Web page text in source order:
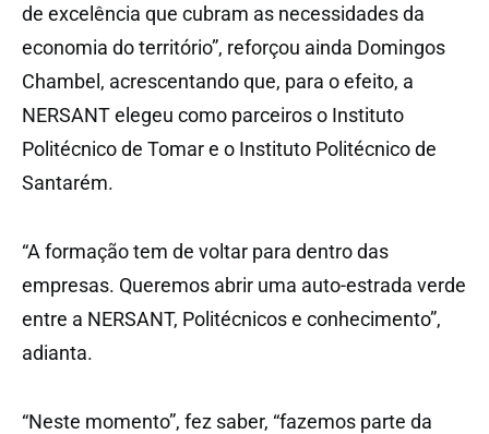
de excelência que cubram as necessidades da
economia do território”, reforçou ainda Domingos
Chambel, acrescentando que, para o efeito, a
NERSANT elegeu como parceiros o Instituto
Politécnico de Tomar e o Instituto Politécnico de
Santarém.
“A formação tem de voltar para dentro das
empresas. Queremos abrir uma auto-estrada verde
entre a NERSANT, Politécnicos e conhecimento”,
adianta.
“Neste momento”, fez saber, “fazemos parte da